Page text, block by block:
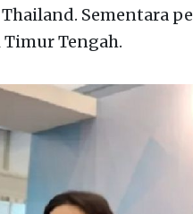
Sementara
Tengah.